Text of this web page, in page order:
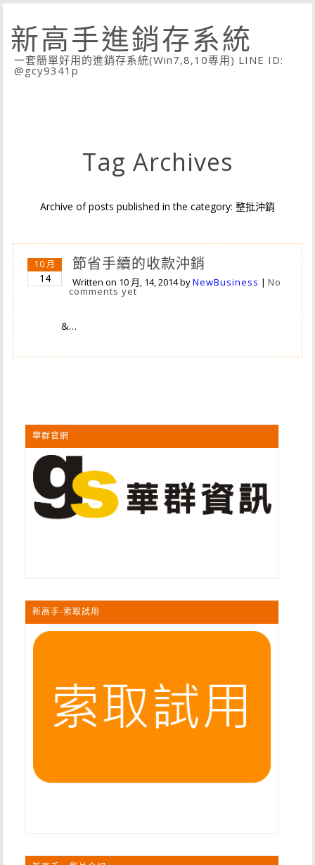
新高手進銷存系統
一套簡單好用的進銷存系統(Win7,8,10專用) LINE ID:
@gcy9341p
Tag Archives
Archive of posts published in the category: 整批沖銷
10 月
14
節省手續的收款沖銷
Written on 10 月, 14, 2014byNewBusiness |No
comments yet
&…
華群官網
新高手-索取試用